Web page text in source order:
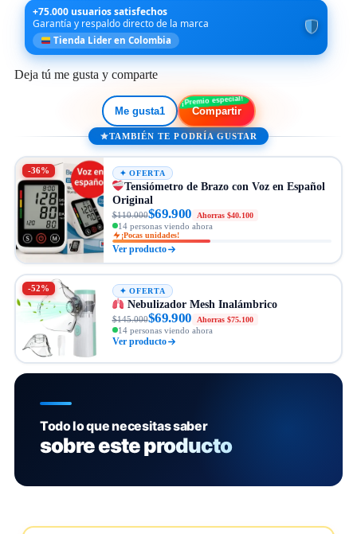
+75.000 usuarios satisfechos
Garantía y respaldo directo de la marca
Tienda Lider en Colombia
Deja tú me gusta y comparte
Me gusta1 Compartir
TAMBIÉN TE PODRÍA GUSTAR
-36% ✦ OFERTA
Tensiómetro de Brazo con Voz en Español
Original
$110.000$69.900 Ahorras $40.100
15 personas viendo ahora
¡Pocas unidades!
Ver producto
-52% ✦ OFERTA
Nebulizador Mesh Inalámbrico
$145.000$69.900 Ahorras $75.100
14 personas viendo ahora
Ver producto
Todo lo que necesitas saber
sobre este producto